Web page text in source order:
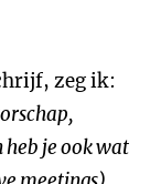
zeg ik:
je ook wat